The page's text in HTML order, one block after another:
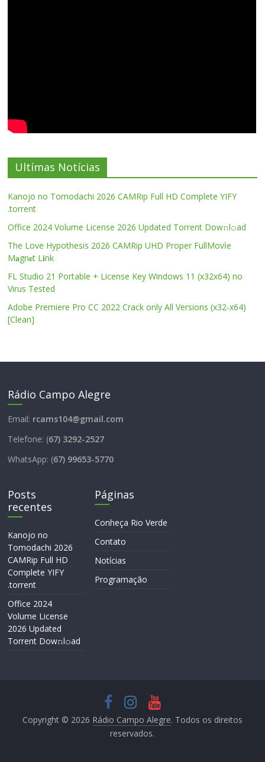
Ultímas Notícias
Kanojo no Tomodachi 2026 CAMRip Full HD Complete YIFY
.torrent
Office 2024 Volume License 2026 Updated Torrent Dow𝚗l𝚘аd
The Love Hypothesis 2026 CAMRip UHD Proper FullMov𝗂e
M𝐚gn𝐞t L𝐢nk
FL Studio 21 Portable + License Key Windows 11 (x32x64) no
Virus Tested
Adobe Premiere Pro CC 2022 Crack only All Versions (x32-x64)
[Clean]
Rádio Campo Alegre
Email: rcams104@gmail.com
Telefone: (67) 3292-2527
WhatsApp: (67) 99653-5770
Posts
recentes
Kanojo no
Tomodachi 2026
CAMRip Full HD
Complete YIFY
.torrent
Office 2024
Volume License
2026 Updated
Torrent Dow𝚗l𝚘аd
Páginas
Conheça Rio Verde
Contato
Notícias
Programação
Copyright © 2026 Rádio Campo Alegre. Todos os direitos
reservados.